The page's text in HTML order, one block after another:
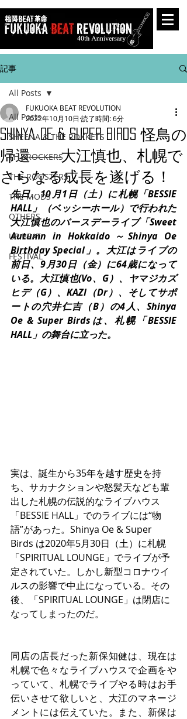
記事
All Posts
SHEENA & THE ROKKETS
TH eROCKERS
THE ROOSTERS
THE MODS
OTHERS
UP BEAT
FESTIVAL
All Posts
Shinya Oe & Super Birds 怪鳥の
帰還――大江慎也、札幌で
さらなる成長を遂げる！
FUKUOKA BEAT REVOLUTION
2022年10月10日 読了時間: 6分
先日、10月1日（土）に札幌「BESSIE
HALL」（ベッシーホール）で行われた
大江慎也のバースデーライブ「Sweet
Autumn in Hokkaido～Shinya Oe
Birthday Special」。大江はライブの
前日、9月30日（金）に64歳になって
いる。大江慎也(Vo、G）、ヤマジカズ
ヒデ（G）、KAZI（Dr）、そしてサポ
ートの穴井仁吉（B）の4人、Shinya
Oe & Super Birdsは、札幌「BESSIE
HALL」の舞台に立った。
実は、誕生から35年を越す歴史を持
ち、サカナクションや怒髪天なども輩
出した札幌の伝説的なライブハウス
「BESSIE HALL」でのライブには“物
語”があった。Shinya Oe & Super
Birds は2020年5月30日（土）に札幌
「SPIRITUAL LOUNGE」でライブが予
定されていた。しかし新型コロナウイ
ルスの影響で中止になっている。その
後、「SPIRITUAL LOUNGE」は閉店に
なってしまったのだ。
同店の店長だった新保知健は、現在は
札幌で色々なライブハウスで企画をや
っていて、札幌でライブやる時はお手
伝いさせて欲しいと、大江のマネージ
メントには伝えていた。また、新保は